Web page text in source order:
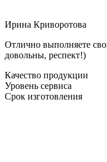
Ирина Криворотова
Отлично выполняете
довольны, респект!)
Качество продукции
Уровень сервиса
Срок изготовления